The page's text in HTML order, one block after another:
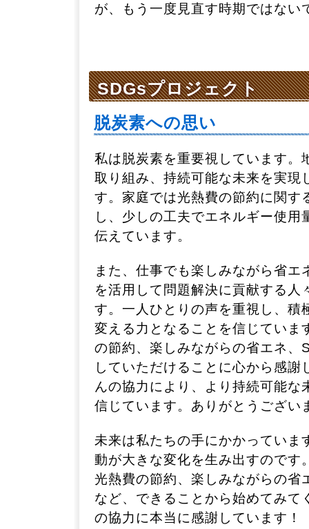
が、もう一度見直す時期ではない
SDGsプロジェクト
脱炭素への思い
私は脱炭素を重要視しています。
取り組み、持続可能な未来を実現
す。家庭では光熱費の節約に関す
し、少しの工夫でエネルギー使用
伝えています。
また、仕事でも楽しみながら省エ
を活用して問題解決に貢献する人
す。一人ひとりの声を重視し、積
変える力となることを信じていま
の節約、楽しみながらの省エネ、
していただけることに心から感謝
んの協力により、より持続可能な
信じています。ありがとうござい
未来は私たちの手にかかっていま
動が大きな変化を生み出すのです
光熱費の節約、楽しみながらの省
など、できることから始めてみて
の協力に本当に感謝しています